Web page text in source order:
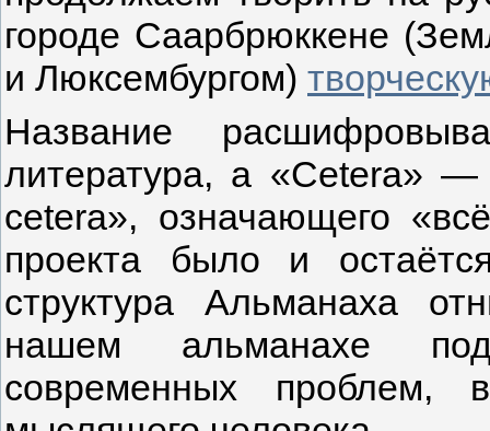
городе Саарбрюккене
и Люксембургом)
Название
литература, а «Cetera» —
cetera», означающего
проекта было и
структура Альманаха
нашем альманахе
современных проблем,